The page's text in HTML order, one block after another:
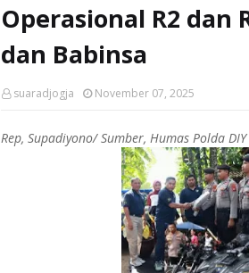
Operasional R2
dan Babinsa
suaradjogja November 07, 2025
Rep, Supadiyono/ Sumber, Humas Polda DIY